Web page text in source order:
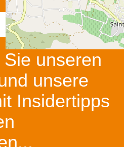
unseren
unsere
Insidertipps